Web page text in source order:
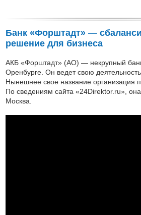
Банк «Форштадт» —
решение для бизнеса
АКБ «Форштадт» (АО) — некрупный
Оренбурге. Он ведет свою деятельность
Нынешнее свое название организация
По сведениям сайта «24Direktor.ru»,
Москва.